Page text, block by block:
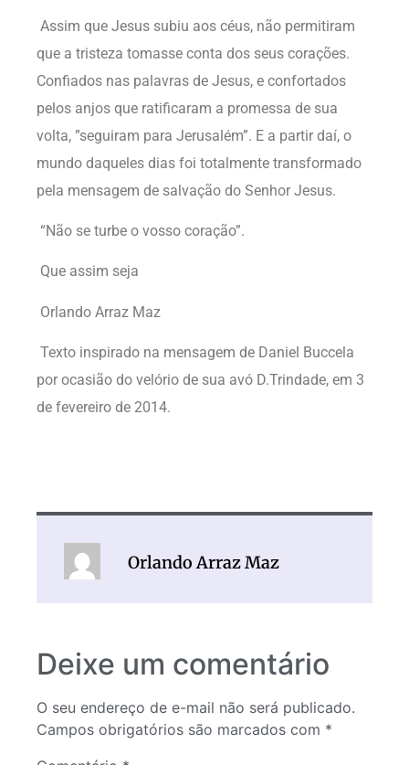
Assim que Jesus subiu aos céus, não permitiram
que a tristeza tomasse conta dos seus corações.
Confiados nas palavras de Jesus, e confortados
pelos anjos que ratificaram a promessa de sua
volta, ”seguiram para Jerusalém”. E a partir daí, o
mundo daqueles dias foi totalmente transformado
pela mensagem de salvação do Senhor Jesus.
“Não se turbe o vosso coração”.
Que assim seja
Orlando Arraz Maz
Texto inspirado na mensagem de Daniel Buccela
por ocasião do velório de sua avó D.Trindade, em 3
de fevereiro de 2014.
Orlando Arraz Maz
Deixe um comentário
O seu endereço de e-mail não será publicado.
Campos obrigatórios são marcados com *